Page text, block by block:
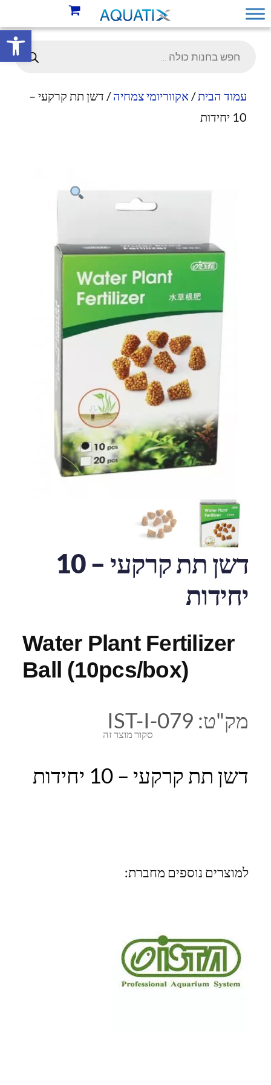
פתח
עמוד הבית/אקווריומי צמחיה/ דשן תת קרקעי –
10 יחידות
דשן תת קרקעי – 10
יחידות
Water Plant Fertilizer
Ball (10pcs/box)
סקור מוצר זה
מק"ט: IST-I-079
דשן תת קרקעי – 10 יחידות
למוצרים נוספים מחברת: